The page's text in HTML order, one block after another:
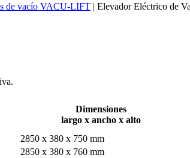
de vacío VACU-LIFT | Elevador Eléctrico de
Dimensiones
largo x ancho x alto
2850 x 380 x 750 mm
2850 x 380 x 760 mm